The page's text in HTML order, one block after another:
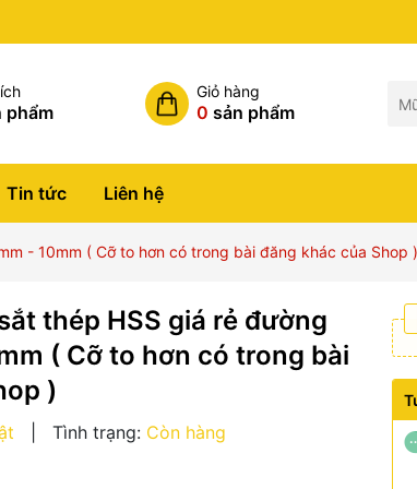
phẩm
Giỏ hàng
0 sản phẩm
Tin tức Liên hệ
- 10mm ( Cỡ to hơn có trong bài đăng khác của Shop )
thép HSS giá rẻ đường
( Cỡ to hơn có trong bài
)
Tình trạng: Còn hàng